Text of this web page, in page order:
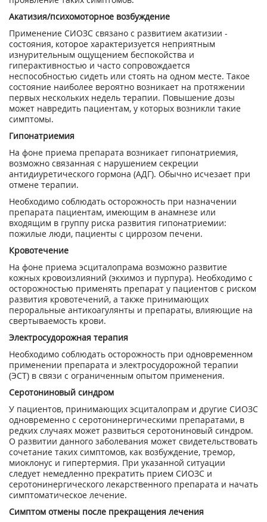
Акатизия/психомоторное возбуждение
Применение СИОЗС связано с развитием акатизии -
состояния, которое характеризуется неприятным
изнурительным ощущением беспокойства и
гиперактивностью и часто сопровождается
неспособностью сидеть или стоять на одном месте. Такое
состояние наиболее вероятно возникает на протяжении
первых нескольких недель терапии. Повышение дозы
может навредить пациентам, у которых возникли такие
симптомы.
Гипонатриемия
На фоне приема препарата возникает гипонатриемия,
возможно связанная с нарушением секреции
антидиуретического гормона (АДГ). Обычно исчезает при
отмене терапии.
Необходимо соблюдать осторожность при назначении
препарата пациентам, имеющим в анамнезе или
входящим в группу риска развития гипонатриемии:
пожилые люди, пациенты с циррозом печени.
Кровотечение
На фоне приема эсциталопрама возможно развитие
кожных кровоизлияний (экхимоз и пурпура). Необходимо с
осторожностью применять препарат у пациентов с риском
развития кровотечений, а также принимающих
пероральные антикоагулянты и препараты, влияющие на
свертываемость крови.
Электросудорожная терапия
Необходимо соблюдать осторожность при одновременном
применении препарата и электросудорожной терапии
(ЭСТ) в связи с ограниченным опытом применения.
Серотониновый синдром
У пациентов, принимающих эсциталопрам и другие СИОЗС
одновременно с серотонинергическими препаратами, в
редких случаях может развиться серотониновый синдром.
О развитии данного заболевания может свидетельствовать
сочетание таких симптомов, как возбуждение, тремор,
миоклонус и гипертермия. При указанной ситуации
следует немедленно прекратить прием СИОЗС и
серотонинергического лекарственного препарата и начать
симптоматическое лечение.
Симптом отмены после прекращения лечения